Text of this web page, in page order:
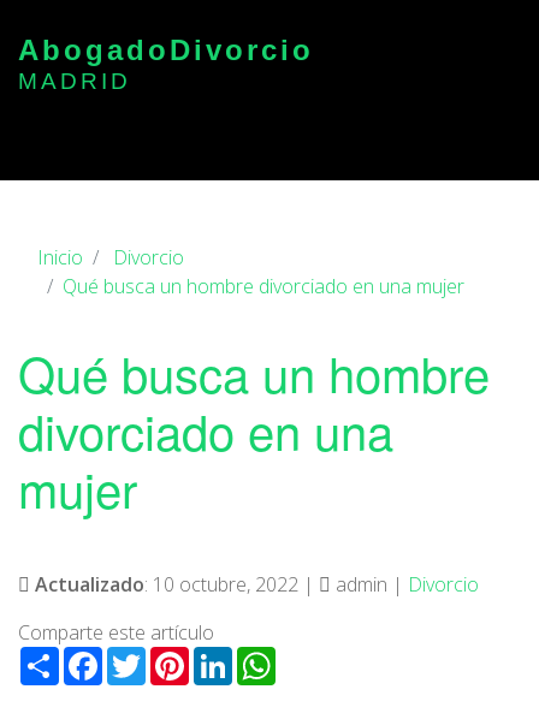
AbogadoDivorcio
MADRID
Inicio
Divorcio
Qué busca un hombre divorciado en una mujer
Qué busca un hombre
divorciado en una
mujer
Actualizado: 10 octubre, 2022 | admin | Divorcio
Comparte este artículo
ShareFacebook
TwitterPinterestLinkedIn